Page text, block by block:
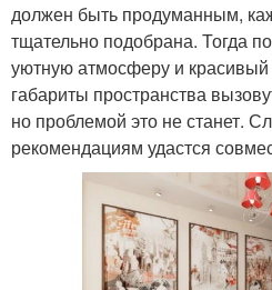
должен быть продуманным,
тщательно подобрана. Тогда
уютную атмосферу и
габариты пространства
но проблемой это не станет.
рекомендациям удастся